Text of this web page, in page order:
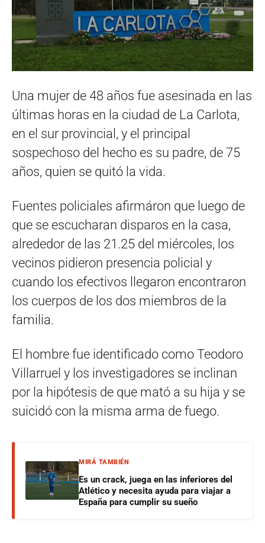
Una mujer de 48 años fue asesinada en las
últimas horas en la ciudad de La Carlota,
en el sur provincial, y el principal
sospechoso del hecho es su padre, de 75
años, quien se quitó la vida.
Fuentes policiales afirmáron que luego de
que se escucharan disparos en la casa,
alrededor de las 21.25 del miércoles, los
vecinos pidieron presencia policial y
cuando los efectivos llegaron encontraron
los cuerpos de los dos miembros de la
familia.
El hombre fue identificado como Teodoro
Villarruel y los investigadores se inclinan
por la hipótesis de que mató a su hija y se
suicidó con la misma arma de fuego.
MIRÁ TAMBIÉN
Es un crack, juega en las inferiores del
Atlético y necesita ayuda para viajar a
España para cumplir su sueño